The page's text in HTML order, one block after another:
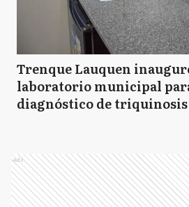
Trenque Lauquen
laboratorio municipal
diagnóstico de triquinosis
Ads